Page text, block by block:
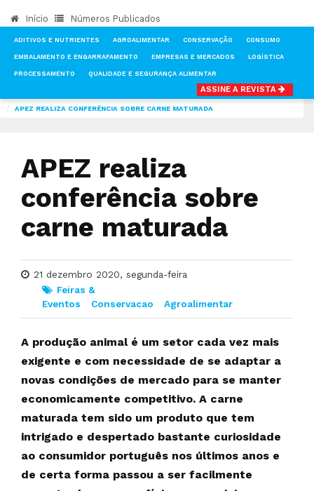
Início Números Publicados
ADITIVOS E NUTRIENTES AGROALIMENTAR CONSERVAÇÃO CONSUMO
EMBALAMENTO E ENGARRAFAMENTO EMPRESAS E MERCADOS LOGÍSTICA
PROCESSAMENTO QUALIDADE E SEGURANÇA ALIMENTAR
ASSINE A REVISTA
APEZ REALIZA CONFERÊNCIA SOBRE CARNE MATURADA
APEZ realiza
conferência sobre
carne maturada
21 dezembro 2020, segunda-feira
Feiras &
Eventos
Conservacao Agroalimentar
A produção animal é um setor cada vez mais
exigente e com necessidade de se adaptar a
novas condições de mercado para se manter
economicamente competitivo. A carne
maturada tem sido um produto que tem
intrigado e despertado bastante curiosidade
ao consumidor português nos últimos anos e
de certa forma passou a ser facilmente